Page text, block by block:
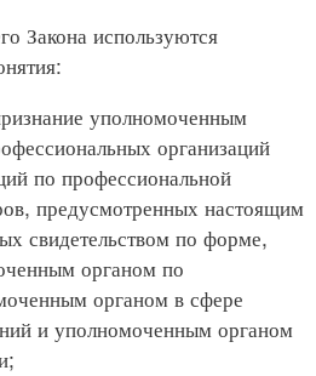
Закона используются
уполномоченным
организаций
по профессиональной
предусмотренных настоящим
свидетельством по форме,
органом по
органом в сфере
и уполномоченным органом